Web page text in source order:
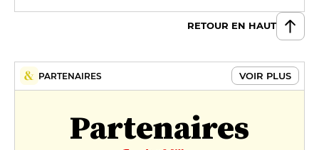
RETOUR EN HAUT
PARTENAIRES VOIR PLUS
Partenaires